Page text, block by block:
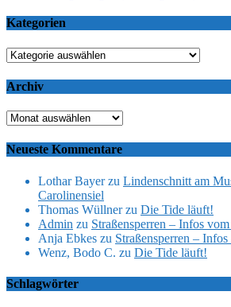
Kategorien
Kategorien
Archiv
Archiv
Neueste Kommentare
Lothar Bayerzu Lindenschnitt am
Carolinensiel
Thomas Wüllnerzu Die Tide läuft!
Admin zu Straßensperren – Infos
Anja Ebkes zu Straßensperren –
Wenz, Bodo C. zu Die Tide läuft!
Schlagwörter